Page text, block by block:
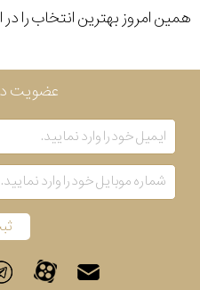
همین امروز بهترین انتخاب را در
گارانتی
اصالت
عضویت